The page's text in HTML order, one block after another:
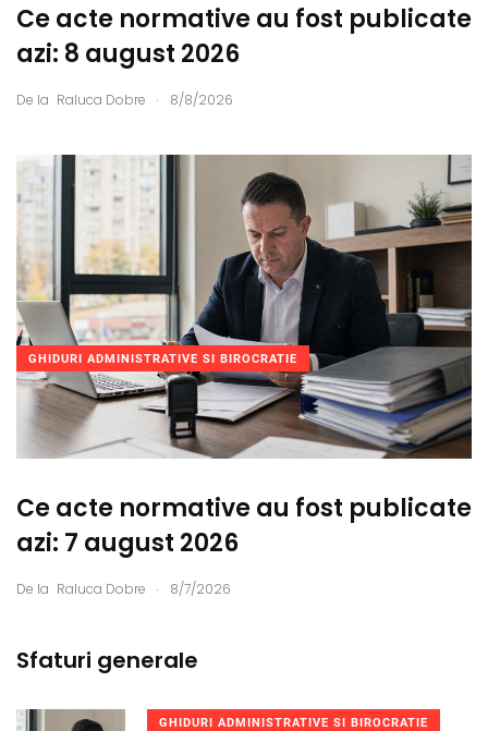
Ce acte normative au fost publicate
azi: 8 august 2026
De la Raluca Dobre . 8/8/2026
GHIDURI ADMINISTRATIVE SI BIROCRATIE
Ce acte normative au fost publicate
azi: 7 august 2026
De la Raluca Dobre . 8/7/2026
Sfaturi generale
GHIDURI ADMINISTRATIVE SI BIROCRATIE